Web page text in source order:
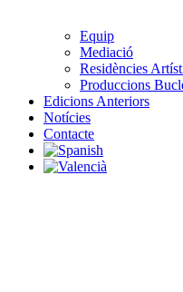
Equip
Mediació
Residències
Produccions
Edicions Anteriors
Notícies
Contacte